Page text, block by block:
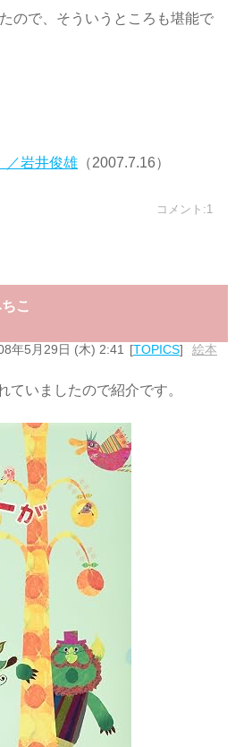
ので、そういうところも堪能で
／岩井俊雄 （2007.7.16）
コメント:1
こ
年5月29日 (木) 2:41 TOPICS 絵本
いましたので紹介です。